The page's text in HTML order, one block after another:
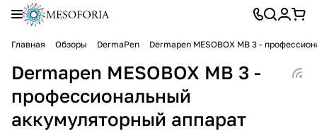
Главная Обзоры DermaPen Dermapen MESOBOX MB 3 -
Dermapen MESOBOX MB 3 -
профессиональный
аккумуляторный аппарат